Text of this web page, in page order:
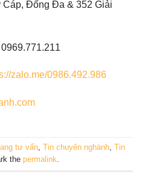
Cáp, Đống Đa & 352 Giải
zalo.me/0986.492.986
tư vấn, Tin chuyên nghành, Tin
the permalink.